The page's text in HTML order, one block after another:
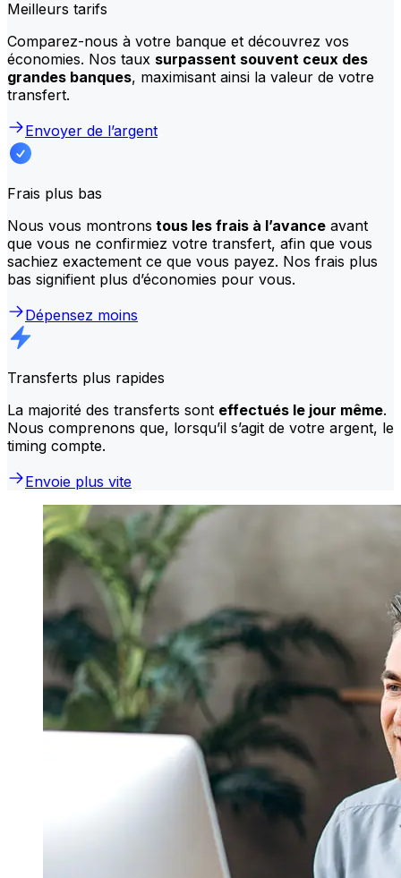
Meilleurs tarifs
Comparez-nous à votre banque et découvrez vos
économies. Nos taux surpassent souvent ceux des
grandes banques, maximisant ainsi la valeur de votre
transfert.
Envoyer de l’argent
Frais plus bas
Nous vous montrons tous les frais à l’avance avant
que vous ne confirmiez votre transfert, afin que vous
sachiez exactement ce que vous payez. Nos frais plus
bas signifient plus d’économies pour vous.
Dépensez moins
Transferts plus rapides
La majorité des transferts sont effectués le jour même.
Nous comprenons que, lorsqu’il s’agit de votre argent, le
timing compte.
Envoie plus vite